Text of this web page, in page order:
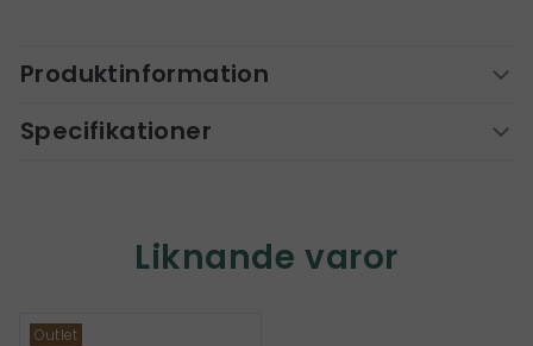
Produktinformation
Specifikationer
Liknande varor
Outlet